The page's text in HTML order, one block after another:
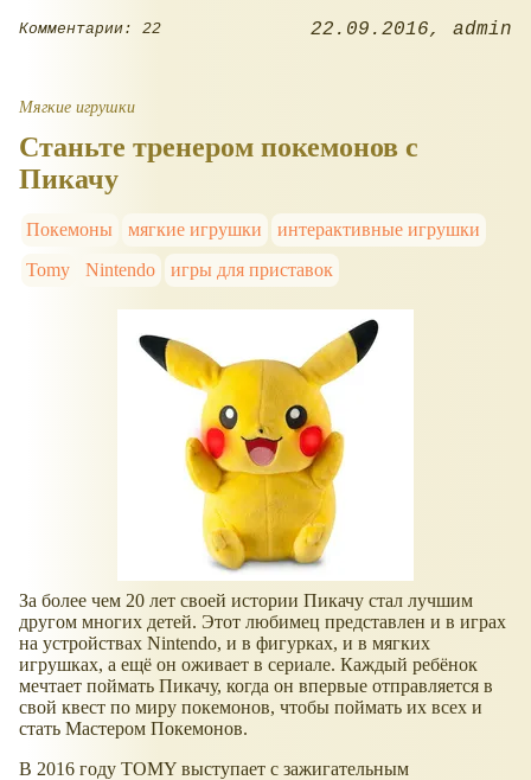
Комментарии: 22 22.09.2016 admin
Мягкие игрушки
Станьте тренером покемонов с
Пикачу
Покемоны мягкие игрушки
интерактивные игрушки
Tomy
Nintendo игры для приставок
За более чем 20 лет своей истории Пикачу стал лучшим
другом многих детей. Этот любимец представлен и в играх
на устройствах Nintendo, и в фигурках, и в мягких
игрушках, а ещё он оживает в сериале. Каждый ребёнок
мечтает поймать Пикачу, когда он впервые отправляется в
свой квест по миру покемонов, чтобы поймать их всех и
стать Мастером Покемонов.
В 2016 году TOMY выступает с зажигательным